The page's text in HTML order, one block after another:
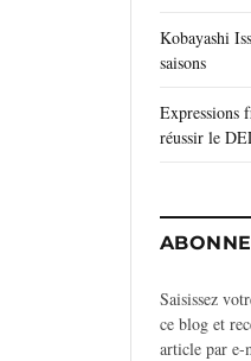
Kobayashi
saisons
Expressions
réussir le
Saisissez
ce blog et
article par e-